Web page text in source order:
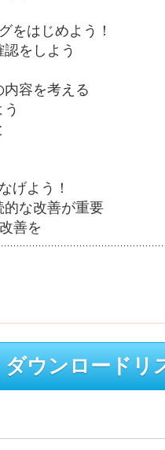
をはじめよう！
をしよう
内容を考える
げよう！
的な改善が重要
善を
ダウンロードリ